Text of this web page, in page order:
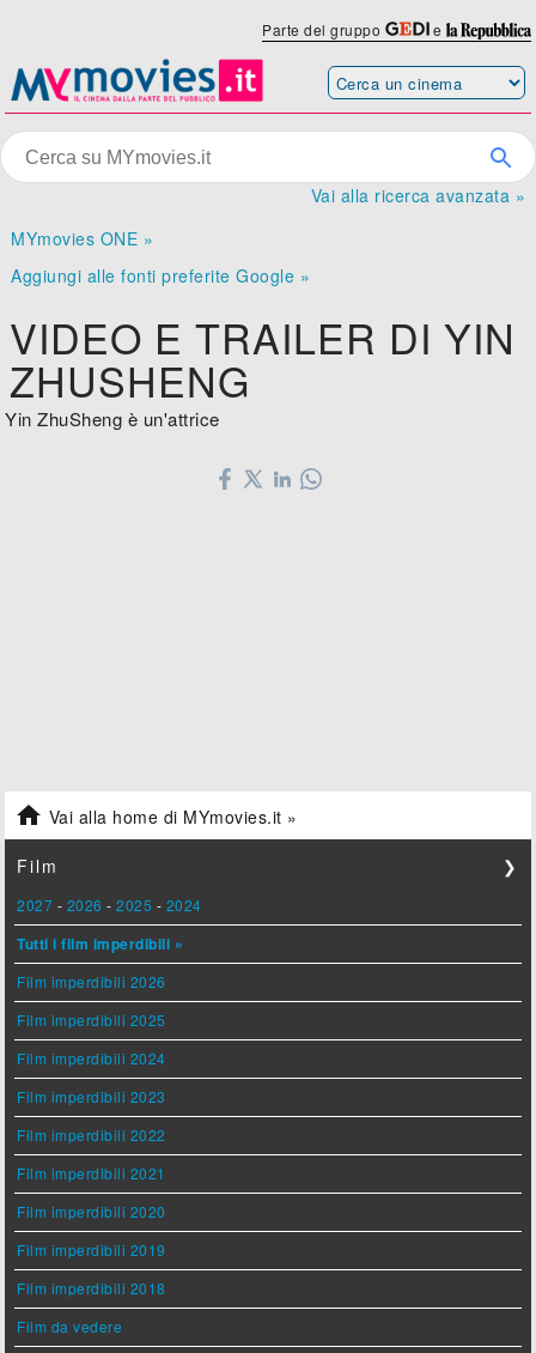
Parte del gruppo e
Vai alla ricerca avanzata »
MYmovies ONE »
Aggiungi alle fonti preferite Google »
VIDEO E TRAILER DI YIN
ZHUSHENG
Yin ZhuSheng è un'attrice
 Vai alla home di MYmovies.it »
Film ❯
2027 - 2026 -2025 - 2024
Tutti i film imperdibili »
Film imperdibili 2026
Film imperdibili 2025
Film imperdibili 2024
Film imperdibili 2023
Film imperdibili 2022
Film imperdibili 2021
Film imperdibili 2020
Film imperdibili 2019
Film imperdibili 2018
Film da vedere